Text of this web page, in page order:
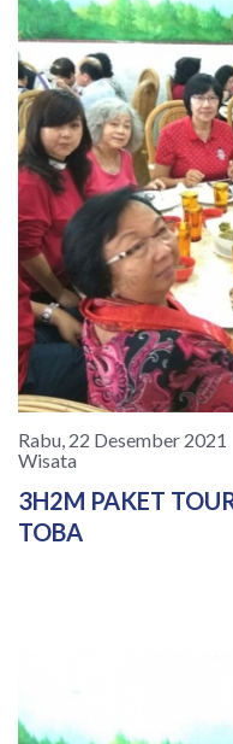
Rabu, 22 Desember 2021
Wisata
3H2M PAKET
TOBA